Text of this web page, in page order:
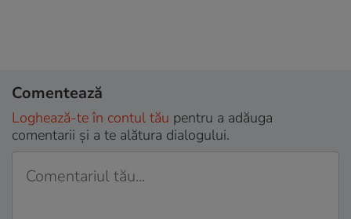
Comentează
Loghează-te în contul tău pentru a adăuga
comentarii și a te alătura dialogului.